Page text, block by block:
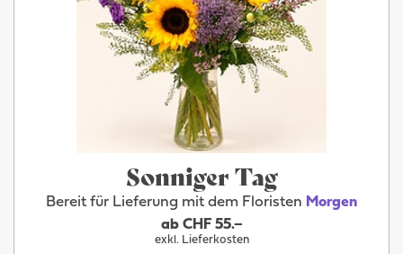
Sonniger Tag
Bereit für Lieferung mit dem Floristen Morgen
ab CHF 55.–
exkl. Lieferkosten